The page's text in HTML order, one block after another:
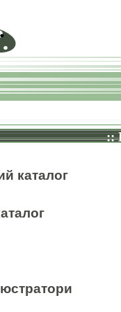
::
каталог